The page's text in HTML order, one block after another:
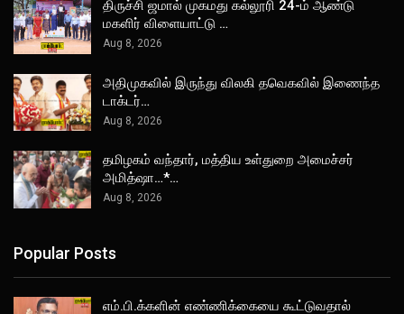
திருச்சி ஜமால் முகமது கல்லூரி 24-ம் ஆண்டு
மகளிர் விளையாட்டு …
Aug 8, 2026
அதிமுகவில் இருந்து விலகி தவெகவில் இணைந்த
டாக்டர்…
Aug 8, 2026
தமிழகம் வந்தார், மத்திய உள்துறை அமைச்சர்
அமித்ஷா…*…
Aug 8, 2026
Popular Posts
எம்.பி.க்களின் எண்ணிக்கையை கூட்டுவதால்